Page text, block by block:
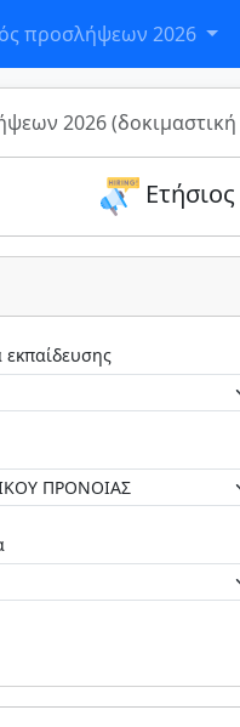
προσλήψεων 2026
2026
Κατηγορία εκπαίδευσης